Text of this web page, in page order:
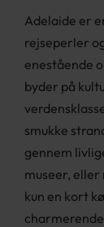
Adelaide er
rejseperler
enestående
byder på
smukke
gennem
museer, eller
kun en kort